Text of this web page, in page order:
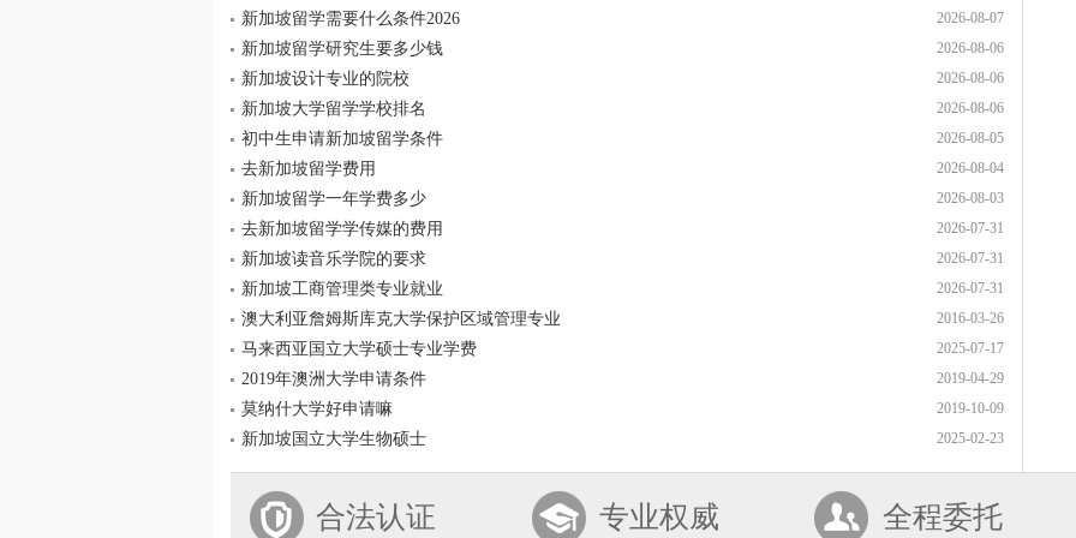
2026-08-07
新加坡留学需要什么条件2026
2026-08-06
新加坡留学研究生要多少钱
2026-08-06
新加坡设计专业的院校
2026-08-06
新加坡大学留学学校排名
2026-08-05
初中生申请新加坡留学条件
2026-08-04
去新加坡留学费用
2026-08-03
新加坡留学一年学费多少
2026-07-31
去新加坡留学学传媒的费用
2026-07-31
新加坡读音乐学院的要求
2026-07-31
新加坡工商管理类专业就业
2016-03-26
澳大利亚詹姆斯库克大学保护区域管理专业
2025-07-17
马来西亚国立大学硕士专业学费
2019-04-29
2019年澳洲大学申请条件
2019-10-09
莫纳什大学好申请嘛
2025-02-23
新加坡国立大学生物硕士
合法认证 专业权威 全程委托